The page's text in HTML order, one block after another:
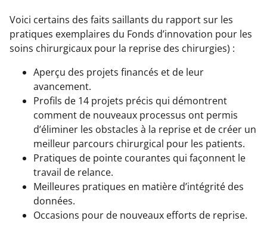
Voici certains des faits saillants du rapport sur les
pratiques exemplaires du Fonds d’innovation pour les
soins chirurgicaux pour la reprise des chirurgies) :
Aperçu des projets financés et de leur
avancement.
Profils de 14 projets précis qui démontrent
comment de nouveaux processus ont permis
d’éliminer les obstacles à la reprise et de créer un
meilleur parcours chirurgical pour les patients.
Pratiques de pointe courantes qui façonnent le
travail de relance.
Meilleures pratiques en matière d’intégrité des
données.
Occasions pour de nouveaux efforts de reprise.